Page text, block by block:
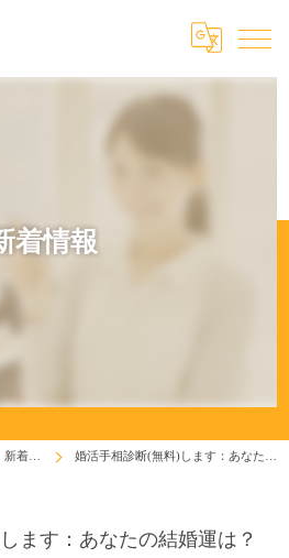
着情報
新着情報 婚活手相診断(無料)します：あなたの結婚運は？
ます：あなたの結婚運は？